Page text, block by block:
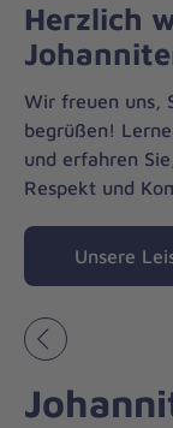
Herzlich
Wir freuen uns,
begrüßen!
und erfahren
Respekt und
Unsere
Vorheriges